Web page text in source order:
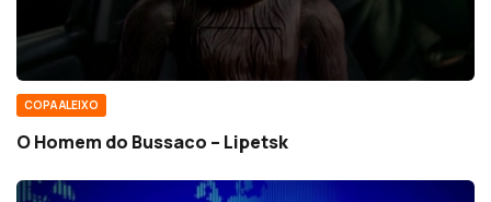
COPA ALEIXO
O Homem do Bussaco – Lipetsk